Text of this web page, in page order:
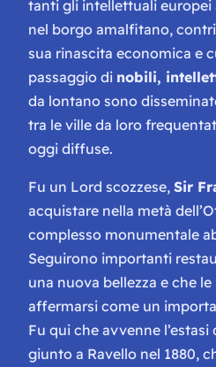
tanti gli intellettuali europei
nel borgo amalfitano,
sua rinascita economica e
passaggio di nobili,
da lontano sono
tra le ville da loro
oggi diffuse.
Fu un Lord scozzese, Sir
acquistare nella metà
complesso monumentale
Seguirono importanti
una nuova bellezza e che
affermarsi come un
Fu qui che avvenne l’estasi
giunto a Ravello nel 1880,